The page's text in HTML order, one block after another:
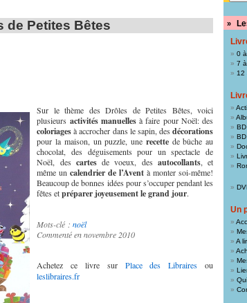
de Petites Bêtes
Sur le thème des Drôles de Petites Bêtes, voici
plusieurs activités manuellesà faire pour Noël: des
coloriagesà accrocher dans le sapin, des décorations
pour la maison, un puzzle, une recettede bûche au
chocolat, des déguisements pour un spectacle de
Noël, des cartesde voeux, des autocollants, et
même uncalendrier de l’Avent à monter soi-même!
Beaucoup de bonnes idées pour s’occuper pendant les
fêtes etpréparer joyeusement le grand jour.
Mots-clé :noël
Commenté en novembre 2010
Achetez ce livre sur Place des Libraires ou
leslibraires.fr
»
0
7
12
Un
A